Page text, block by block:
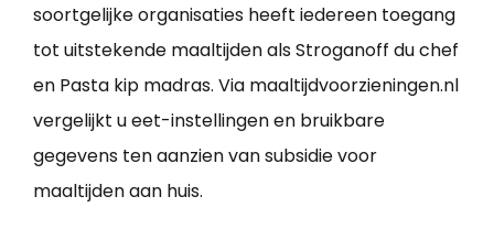
soortgelijke organisaties heeft iedereen toegang
tot uitstekende maaltijden als Stroganoff du chef
en Pasta kip madras. Via maaltijdvoorzieningen.nl
vergelijkt u eet-instellingen en bruikbare
gegevens ten aanzien van subsidie voor
maaltijden aan huis.